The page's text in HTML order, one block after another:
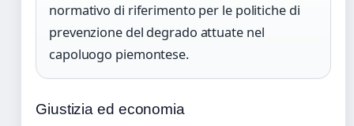
normativo di riferimento per le politiche di
prevenzione del degrado attuate nel
capoluogo piemontese.
Giustizia ed economia